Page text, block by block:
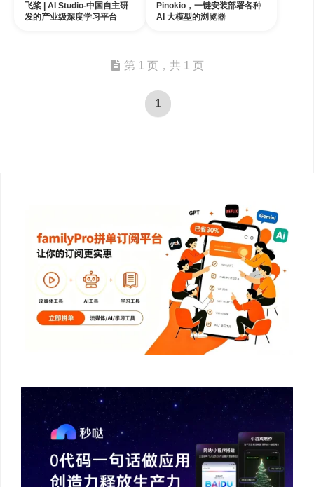
飞桨 | AI Studio-中国自主研
发的产业级深度学习平台
Pinokio，一键安装部署各种
AI 大模型的浏览器
第 1 页，共 1 页
1